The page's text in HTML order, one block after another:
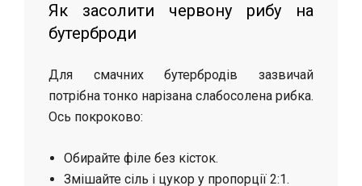
Як засолити червону рибу на
бутерброди
Для смачних бутербродів зазвичай
потрібна тонко нарізана слабосолена рибка.
Ось покроково:
Обирайте філе без кісток.
Змішайте сіль і цукор у пропорції 2:1.